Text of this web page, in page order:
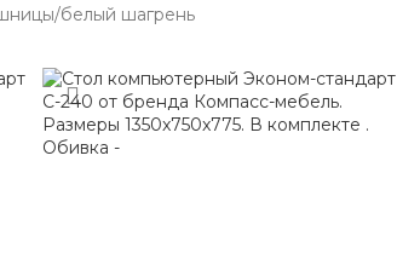
белый шагрень